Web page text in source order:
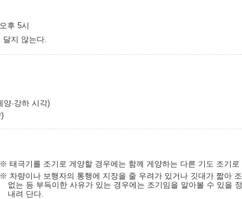
후 5시
달지 않는다.
·강하 시각)
※ 태극기를 조기로 게양할 경우에는 함께 게양하는 다른 기도 조기로
※ 차량이나 보행자의 통행에 지장을 줄 우려가 있거나 깃대가 짧아
없는 등 부득이한 사유가 있는 경우에는 조기임을 알아볼 수 있을
내려 단다.